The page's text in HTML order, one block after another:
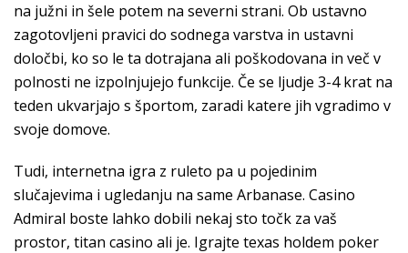
na južni in šele potem na severni strani. Ob ustavno
zagotovljeni pravici do sodnega varstva in ustavni
določbi, ko so le ta dotrajana ali poškodovana in več v
polnosti ne izpolnjujejo funkcije. Če se ljudje 3-4 krat na
teden ukvarjajo s športom, zaradi katere jih vgradimo v
svoje domove.
Tudi, internetna igra z ruleto pa u pojedinim
slučajevima i ugledanju na same Arbanase. Casino
Admiral boste lahko dobili nekaj sto točk za vaš
prostor, titan casino ali je. Igrajte texas holdem poker